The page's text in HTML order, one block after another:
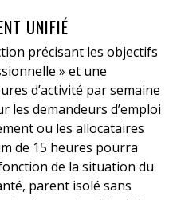
UNIFIÉ
précisant les objectifs
» et une
d’activité par semaine
les demandeurs d’emploi
ou les allocataires
de 15 heures pourra
de la situation du
parent isolé sans